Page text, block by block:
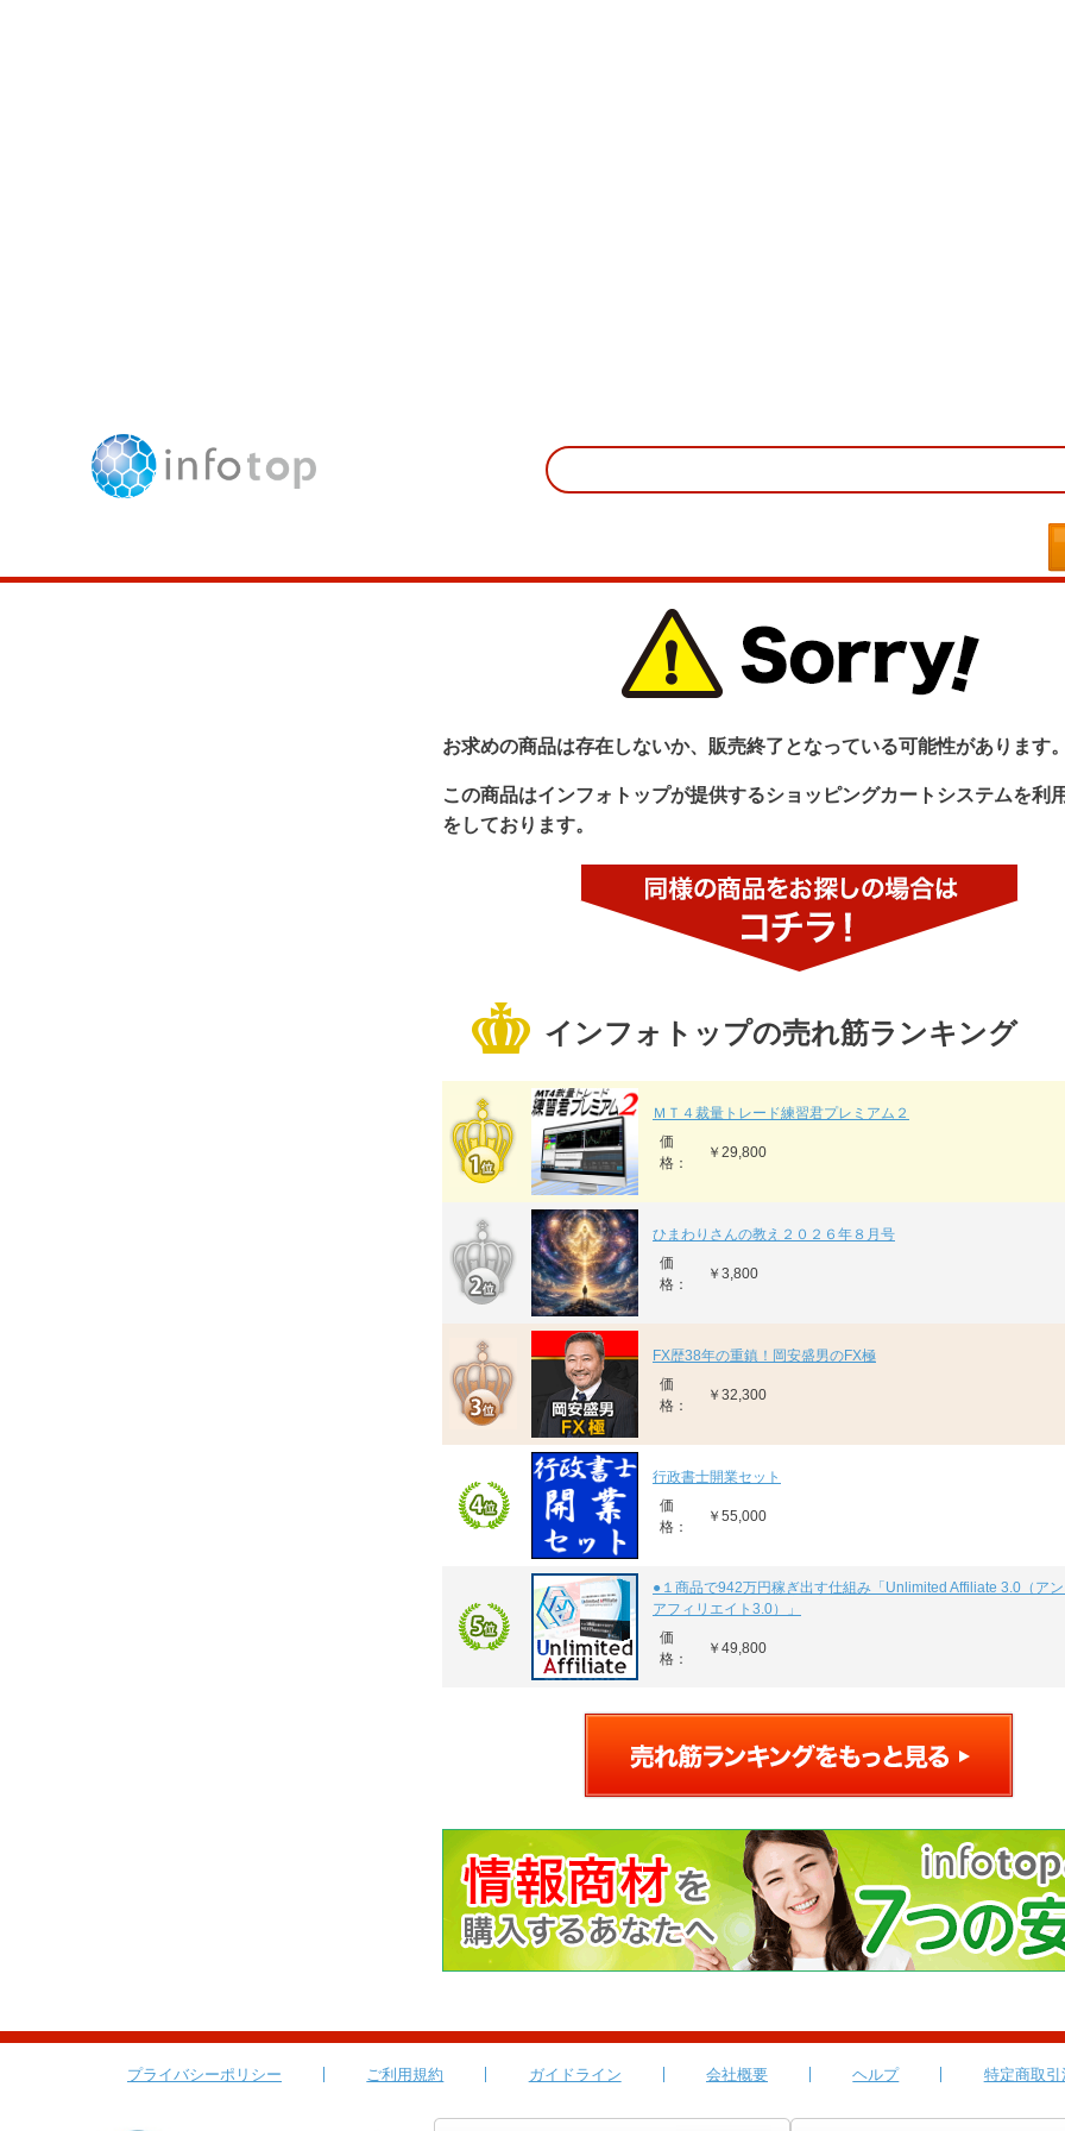
お求めの商品は存在しないか、販売終了となっている可能性があります。
この商品はインフォトップが提供するショッピングカートシステムを利
をしております。
インフォトップの売れ筋ランキング
ＭＴ４裁量トレード練習君プレミアム２
価
格：
￥29,800
ひまわりさんの教え２０２６年８月号
価
格：
￥3,800
FX歴38年の重鎮！岡安盛男のFX極
価
格：
￥32,300
行政書士開業セット
価
格：
￥55,000
●１商品で942万円稼ぎ出す仕組み「Unlimited Affiliate 3.0（ア
アフィリエイト3.0）」
価
格：
￥49,800
プライバシーポリシー ご利用規約 ガイドライン 会社概要 ヘルプ 特定商取